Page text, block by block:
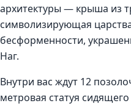
архитектуры — крыша из
символизирующая
бесформенности,
Наг.
Внутри вас ждут 12
метровая статуя